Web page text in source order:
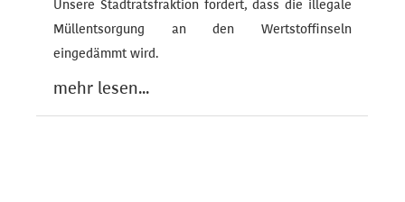
Unsere Stadtratsfraktion fordert, dass die illegale
Müllentsorgung an den Wertstoffinseln
eingedämmt wird.
mehr lesen...